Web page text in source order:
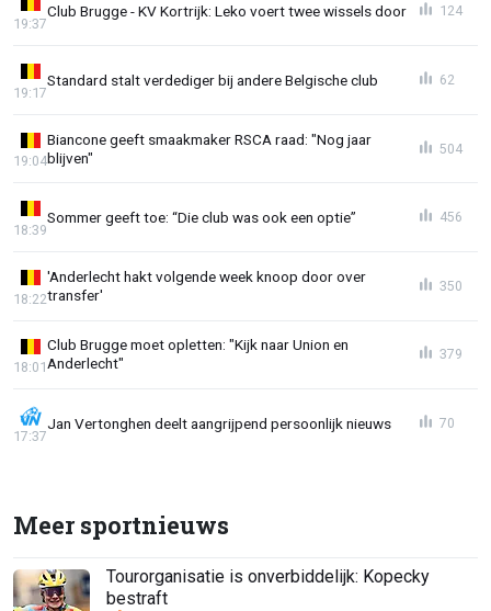
Club Brugge - KV Kortrijk: Leko voert twee wissels door
19:37
124
Standard stalt verdediger bij andere Belgische club
19:17
62
Biancone geeft smaakmaker RSCA raad: "Nog jaar
blijven"
19:04
504
Sommer geeft toe: “Die club was ook een optie”
18:39
456
'Anderlecht hakt volgende week knoop door over
transfer'
18:22
350
Club Brugge moet opletten: "Kijk naar Union en
Anderlecht"
18:01
379
Jan Vertonghen deelt aangrijpend persoonlijk nieuws
17:37
70
Meer sportnieuws
Tourorganisatie is onverbiddelijk: Kopecky
bestraft